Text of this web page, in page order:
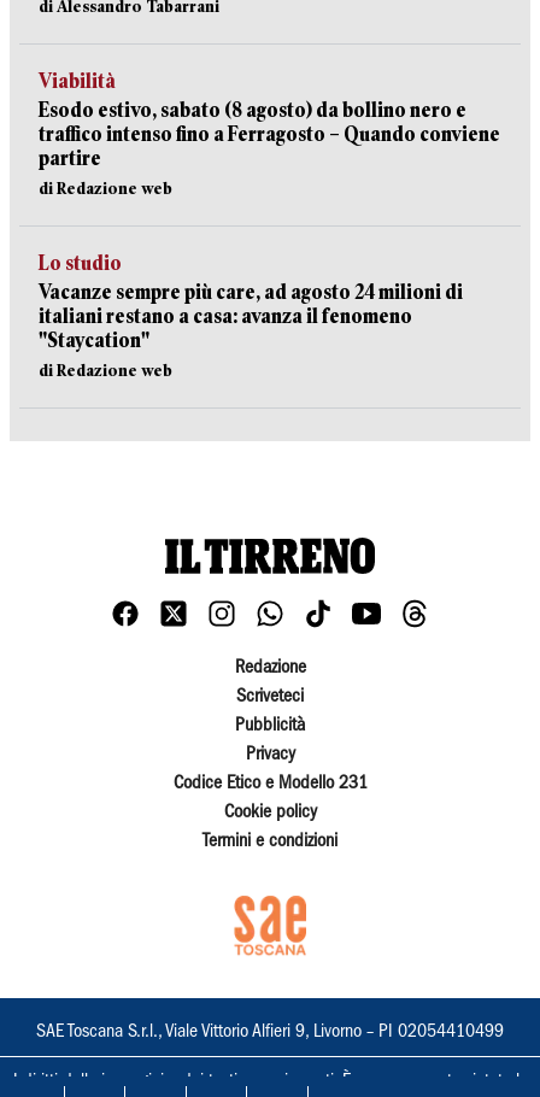
di Alessandro Tabarrani
Viabilità
Esodo estivo, sabato (8 agosto) da bollino nero e
traffico intenso fino a Ferragosto – Quando conviene
partire
di Redazione web
Lo studio
Vacanze sempre più care, ad agosto 24 milioni di
italiani restano a casa: avanza il fenomeno
"Staycation"
di Redazione web
Redazione
Scriveteci
Pubblicità
Privacy
Codice Etico e Modello 231
Cookie policy
Termini e condizioni
SAE Toscana S.r.l., Viale Vittorio Alfieri 9, Livorno – PI 02054410499
I diritti delle immagini e dei testi sono riservati. È espressamente vietata la